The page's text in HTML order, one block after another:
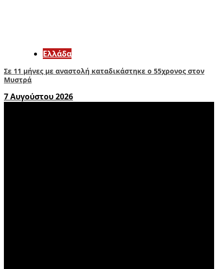
Ελλάδα
Σε 11 μήνες με αναστολή καταδικάστηκε ο 55χρονος στον
Μυστρά
7 Αυγούστου 2026